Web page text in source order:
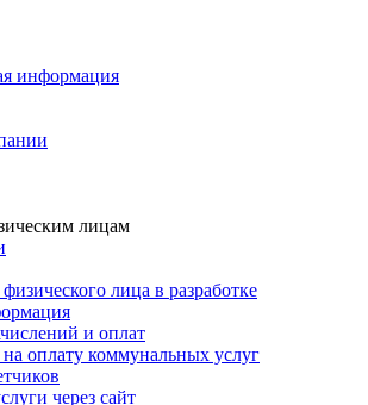
информация
лицам
лица в разработке
и оплат
оплату коммунальных услуг
через сайт